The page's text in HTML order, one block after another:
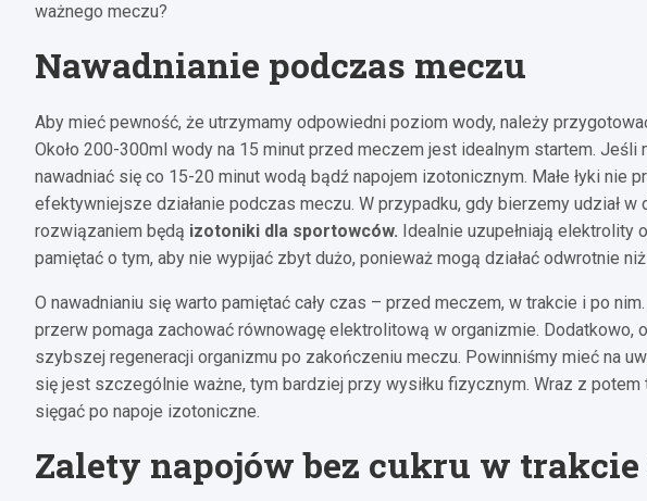
ważnego meczu?
Nawadnianie podczas meczu
Aby mieć pewność, że utrzymamy odpowiedni poziom wody, należy
Około 200-300ml wody na 15 minut przed meczem jest idealnym startem. Jeśli
nawadniać się co 15-20 minut wodą bądź napojem izotonicznym. Małe łyki nie
efektywniejsze działanie podczas meczu. W przypadku, gdy bierzemy udział w
rozwiązaniem będą izotoniki dla sportowców. Idealnie uzupełniają elektrolity
pamiętać o tym, aby nie wypijać zbyt dużo, ponieważ mogą działać odwrotnie
O nawadnianiu się warto pamiętać cały czas – przed meczem, w trakcie i po
przerw pomaga zachować równowagę elektrolitową w organizmie. Dodatkowo,
szybszej regeneracji organizmu po zakończeniu meczu. Powinniśmy mieć na
się jest szczególnie ważne, tym bardziej przy wysiłku fizycznym. Wraz z
sięgać po napoje izotoniczne.
Zalety napojów bez cukru w trakcie